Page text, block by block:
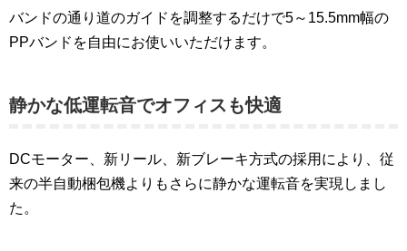
バンドの通り道のガイドを調整するだけで5～15.5mm幅の
PPバンドを自由にお使いいただけます。
静かな低運転音でオフィスも快適
DCモーター、新リール、新ブレーキ方式の採用により、従
来の半自動梱包機よりもさらに静かな運転音を実現しまし
た。